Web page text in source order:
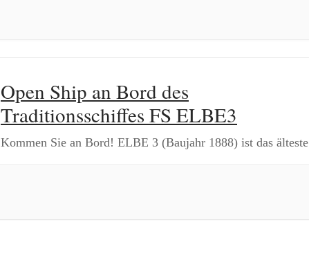
Open Ship an Bord des
Traditionsschiffes FS ELBE3
Kommen Sie an Bord! ELBE 3 (Baujahr 1888) ist das älteste